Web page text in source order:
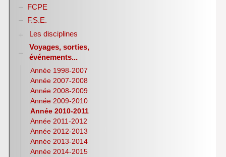
Année scolaire 2018-2019
Année scolaire 2019-2020
FCPE
F.S.E.
Les disciplines
Allemand
Anglais
Sciences Economiques et Sociales
E.P.S.
Espagnol
Histoire-Géographie
Italien
Lettres
Latin
Mathématiques
NSI
Voyages, sorties,
événements...
Année 1998-2007
Année 2007-2008
Année 2008-2009
Année 2009-2010
Année 2010-2011
Année 2011-2012
Année 2012-2013
Année 2013-2014
Année 2014-2015